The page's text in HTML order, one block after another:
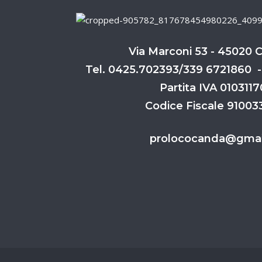
Via Marconi 53 - 45020
Tel. 0425.702393/339 6721860
Partita IVA
Codice Fiscale